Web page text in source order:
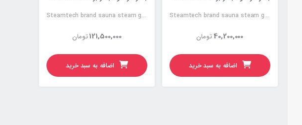
Steamtech brand sauna steam generator
تومان40,200,000
اضافه به سبد خرید
Steamtech brand sauna steam generator
تومان121,500,000
اضافه به سبد خرید